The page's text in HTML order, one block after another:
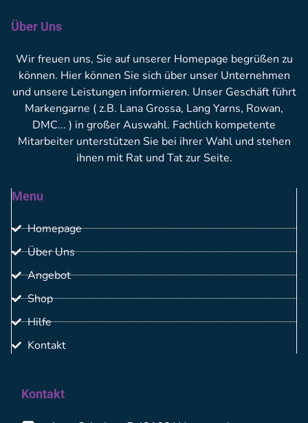
Über Uns
Wir freuen uns, Sie auf unserer Homepage begrüßen zu
können. Hier können Sie sich über unser Unternehmen
und unsere Leistungen informieren. Unser Geschäft führt
Markengarne ( z.B. Lana Grossa, Lang Yarns, Rowan,
DMC... ) in großer Auswahl. Fachlich kompetente
Mitarbeiter unterstützen Sie bei ihrer Wahl und stehen
ihnen mit Rat und Tat zur Seite.
Menu
Homepage
Über Uns
Angebot
Shop
Hilfe
Kontakt
Kontakt